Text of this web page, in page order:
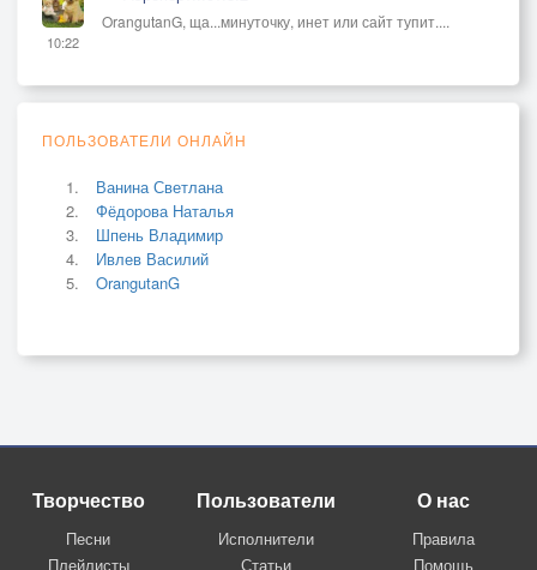
10:22
OrangutanG, ща...минуточку, инет или сайт тупит....
ПОЛЬЗОВАТЕЛИ ОНЛАЙН
Ванина Светлана
Фёдорова Наталья
Шпень Владимир
Ивлев Василий
OrangutanG
Творчество
Песни
Плейлисты
Пользователи
Исполнители
Статьи
О нас
Правила
Помощь